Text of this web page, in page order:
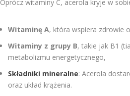
Oprócz witaminy C, acerola kryje w
Witaminę A, która wspiera zdrowie
Witaminy z grupy B, takie jak B1
metabolizmu energetycznego,
Składniki mineralne: Acerola
oraz układ krążenia.